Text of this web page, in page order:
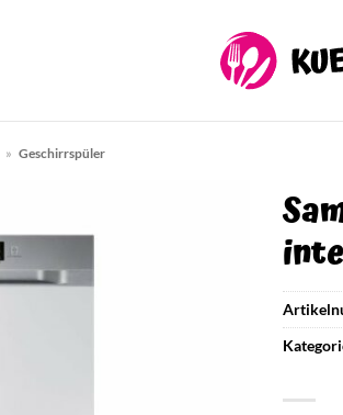
» Geschirrspüler